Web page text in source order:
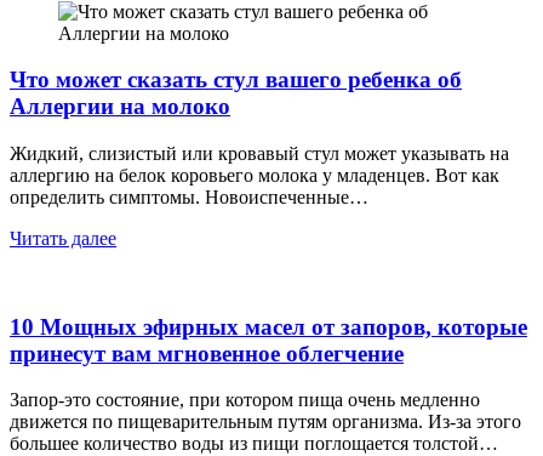
Что может сказать стул вашего ребенка об
Аллергии на молоко
Жидкий, слизистый или кровавый стул может указывать на
аллергию на белок коровьего молока у младенцев. Вот как
определить симптомы. Новоиспеченные…
Читать далее
10 Мощных эфирных масел от запоров, которые
принесут вам мгновенное облегчение
Запор-это состояние, при котором пища очень медленно
движется по пищеварительным путям организма. Из-за этого
большее количество воды из пищи поглощается толстой…